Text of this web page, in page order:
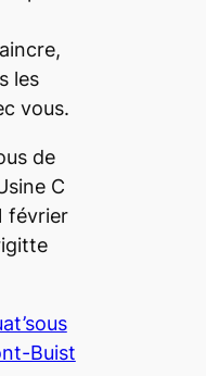
les
vous.
de
C
février
Buist